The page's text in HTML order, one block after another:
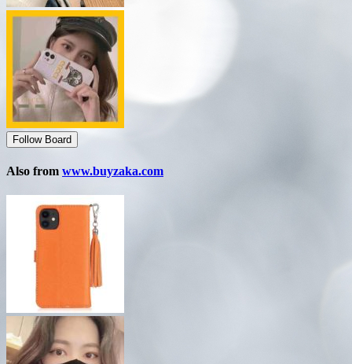
Follow Board
Also from www.buyzaka.com